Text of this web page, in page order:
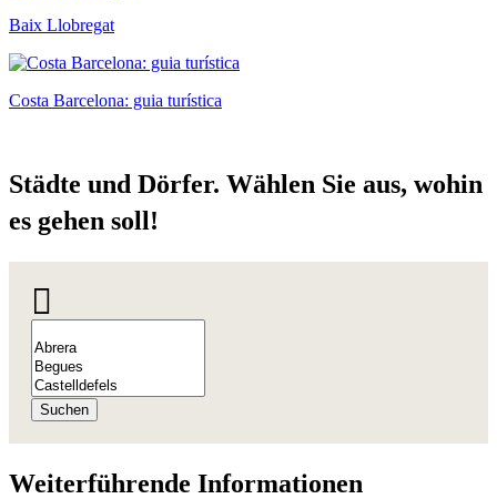
Baix Llobregat
Costa Barcelona: guia turística
Städte und Dörfer. Wählen Sie aus, wohin
es gehen soll!
Suchen
Weiterführende Informationen